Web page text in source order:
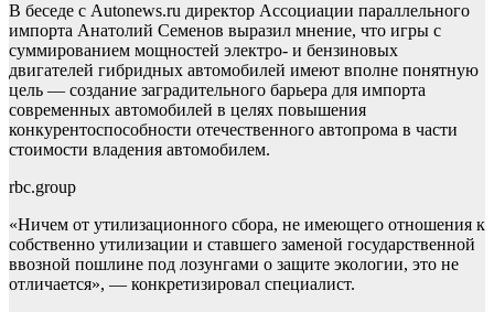
В беседе с Autonews.ru директор Ассоциации параллельного
импорта Анатолий Семенов выразил мнение, что игры с
суммированием мощностей электро- и бензиновых
двигателей гибридных автомобилей имеют вполне понятную
цель — создание заградительного барьера для импорта
современных автомобилей в целях повышения
конкурентоспособности отечественного автопрома в части
стоимости владения автомобилем.
rbc.group
«Ничем от утилизационного сбора, не имеющего отношения к
собственно утилизации и ставшего заменой государственной
ввозной пошлине под лозунгами о защите экологии, это не
отличается», — конкретизировал специалист.